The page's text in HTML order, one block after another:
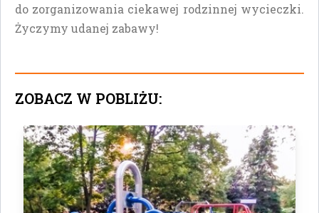
do zorganizowania ciekawej rodzinnej wycieczki.
Życzymy udanej zabawy!
ZOBACZ W POBLIŻU: